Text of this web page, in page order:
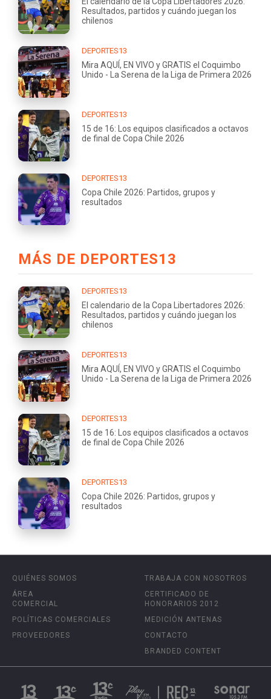
Resultados, partidos y cuándo juegan los
chilenos
DEPORTES13
Mira AQUÍ, EN VIVO y GRATIS el Coquimbo
Unido - La Serena de la Liga de Primera 2026
DEPORTES13
15 de 16: Los equipos clasificados a octavos
de final de Copa Chile 2026
DEPORTES13
Copa Chile 2026: Partidos, grupos y
resultados
MÁS DE DEPORTES13
DEPORTES13
El calendario de la Copa Libertadores 2026:
Resultados, partidos y cuándo juegan los
chilenos
DEPORTES13
Mira AQUÍ, EN VIVO y GRATIS el Coquimbo
Unido - La Serena de la Liga de Primera 2026
DEPORTES13
15 de 16: Los equipos clasificados a octavos
de final de Copa Chile 2026
DEPORTES13
Copa Chile 2026: Partidos, grupos y
resultados
QUIÉNES SOMOS
ÁREA
COMERCIAL
POLÍTICAS COMERCIALES
PROVEEDORES
TRABAJA CON NOSOTROS
CERTIFICADO DE
HONORARIOS 2012
MEDICIÓN ANTENAS
CONTACTO
BRANDED CONTENT